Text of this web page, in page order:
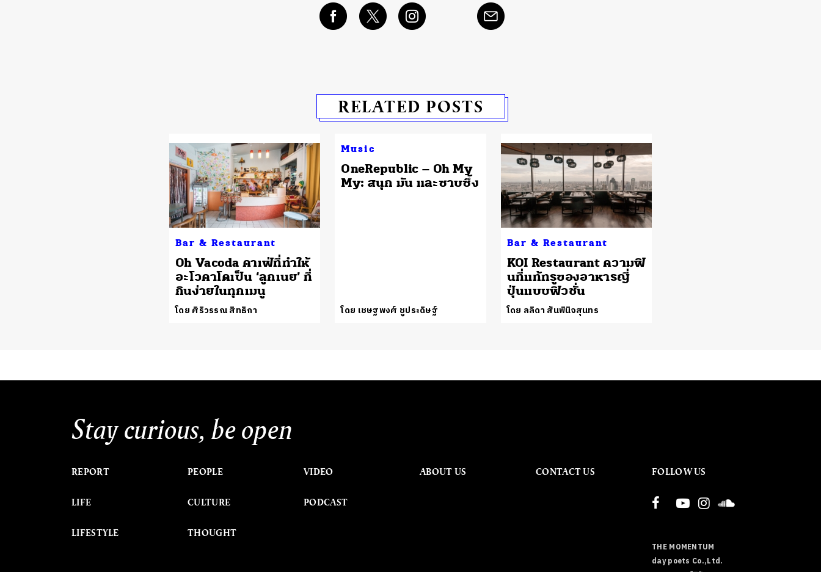
RELATED POSTS
Bar & Restaurant
Oh Vacoda คาเฟ่ที่ทำให้
อะโวคาโดเป็น ‘ลูกเนย’ ที่
กินง่ายในทุกเมนู
โดย ศิริวรรณ สิทธิกา
Music
​OneRepublic – Oh My
My: สนุก มัน และซาบซึ้ง
โดย เชษฐพงศ์ ชูประดิษฐ์
Bar & Restaurant
KOI Restaurant ความฟิ
นที่แท้ทรูของอาหารญี่
ปุ่นแบบฟิวชั่น
โดย ลลิดา สันพินิจสุนทร
Stay curious, be open
REPORT
LIFE
LIFESTYLE
PEOPLE
CULTURE
THOUGHT
VIDEO
PODCAST
ABOUT US CONTACT US FOLLOW US
THE MOMENTUM
day poets Co.,Ltd.